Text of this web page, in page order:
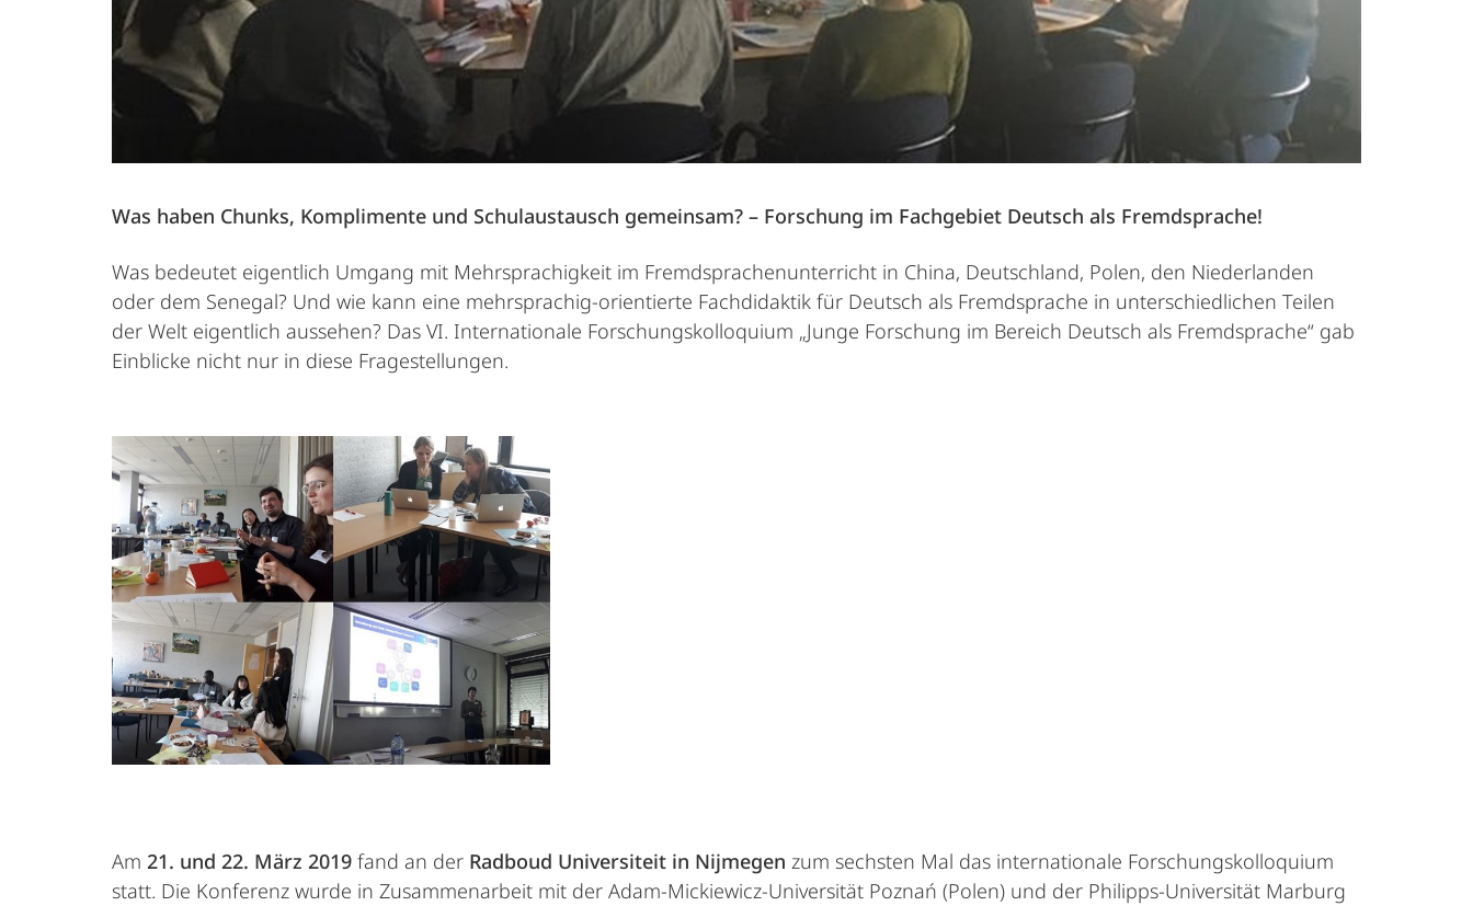
Was haben Chunks, Komplimente und Schulaustausch gemeinsam? – Forschung im Fachgebiet Deutsch als Fremdsprache!
Was bedeutet eigentlich Umgang mit Mehrsprachigkeit im Fremdsprachenunterricht in China, Deutschland, Polen, den Niederlanden
oder dem Senegal? Und wie kann eine mehrsprachig-orientierte Fachdidaktik für Deutsch als Fremdsprache in unterschiedlichen Teilen
der Welt eigentlich aussehen? Das VI. Internationale Forschungskolloquium „Junge Forschung im Bereich Deutsch als Fremdsprache“ gab
Einblicke nicht nur in diese Fragestellungen.
Am 21. und 22. März 2019 fand an der Radboud Universiteit in Nijmegen zum sechsten Mal das internationale Forschungskolloquium
statt. Die Konferenz wurde in Zusammenarbeit mit der Adam-Mickiewicz-Universität Poznań (Polen) und der Philipps-Universität Marburg